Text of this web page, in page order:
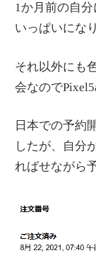
1か月前の自
いっぱいにな
それ以外にも
会なので
日本での予約
したが、自分
ればせながら